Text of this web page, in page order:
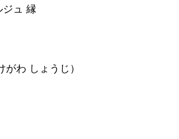
ジュ 縁
わ しょうじ）